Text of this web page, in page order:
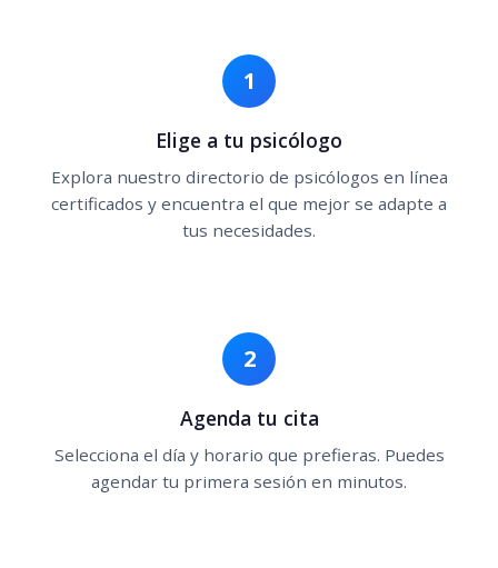
1
Elige a tu psicólogo
Explora nuestro directorio de psicólogos en línea
certificados y encuentra el que mejor se adapte a
tus necesidades.
2
Agenda tu cita
Selecciona el día y horario que prefieras. Puedes
agendar tu primera sesión en minutos.